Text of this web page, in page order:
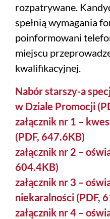
rozpatrywane.
spełnią wymagania
poinformowani
miejscu
kwalifikacyjnej.
Nabór starszy-a
w Dziale Promocji
załącznik nr 1 –
(PDF, 647.6KB)
załącznik nr 2 –
604.4KB)
załącznik nr 3 –
niekaralności (PDF,
załącznik nr 4 –